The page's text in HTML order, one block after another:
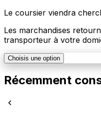
Le coursier viendra
Les marchandises
transporteur à votre
Choisis une option
Récemment